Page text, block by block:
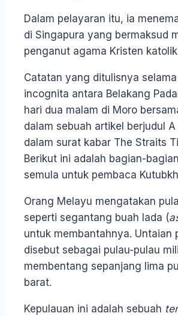
Dalam pelayaran itu, ia
di Singapura yang bermaksud
penganut agama Kristen
Catatan yang ditulisnya
incognita antara Belakang
hari dua malam di Moro
dalam sebuah artikel berjudul
dalam surat kabar The Straits
Berikut ini adalah bagian-
semula untuk pembaca
Orang Melayu mengatakan
seperti segantang buah lada (
untuk membantahnya.
disebut sebagai pulau-pulau
membentang sepanjang lima
barat.
Kepulauan ini adalah sebuah